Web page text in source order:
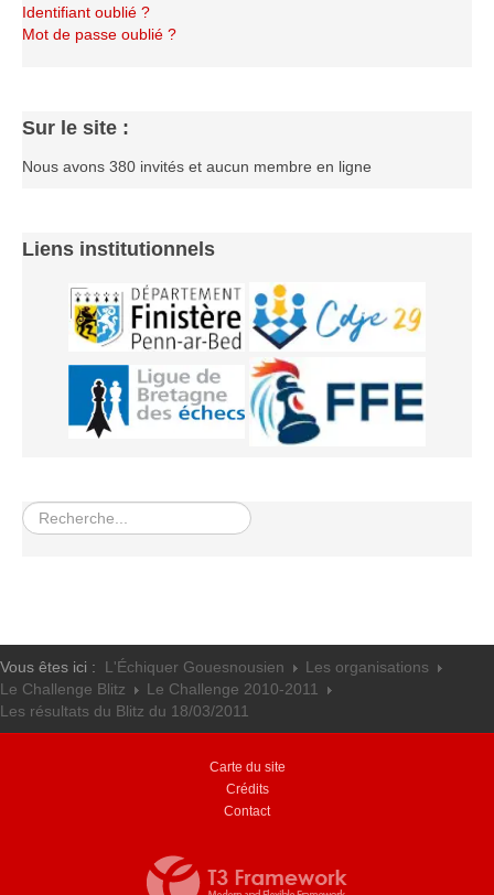
Les compétitions
Les équipes Adultes
Les championnats individuels
Les scolaires
Les stages
Les galeries
Les infos
Identifiant oublié ?
Mot de passe oublié ?
Sur le site :
Nous avons 380 invités et aucun membre en ligne
Liens institutionnels
Rechercher
Vous êtes ici : L'Échiquer Gouesnousien
Les organisations
Le Challenge Blitz
Le Challenge 2010-2011
Les résultats du Blitz du 18/03/2011
Carte du site
Crédits
Contact